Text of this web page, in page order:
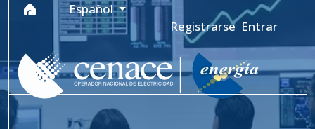
Ir al menú de navegación principal
Ir al contenido principal
Ir al pie de página del sitio
Idioma
Español
Registrarse Entrar